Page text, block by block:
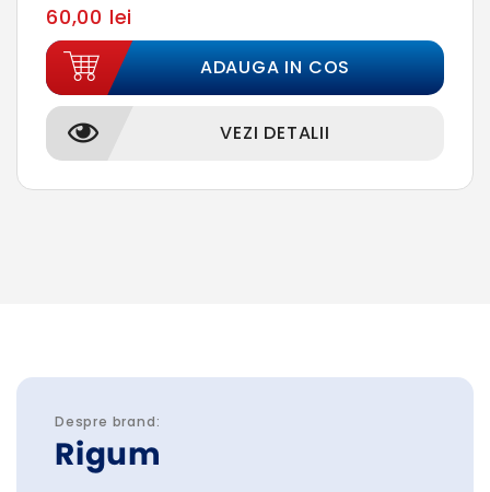
60,00 lei
ADAUGA IN COS
VEZI DETALII
Despre brand:
Rigum